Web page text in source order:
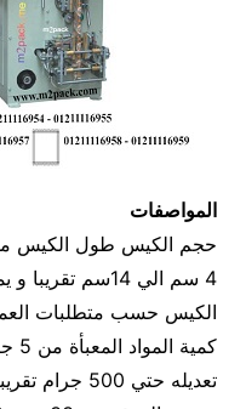
المواصفات
4 سم الي 14سم
الكيس حسب متطلبات
تعديله حتي 500 جرام تقريبا